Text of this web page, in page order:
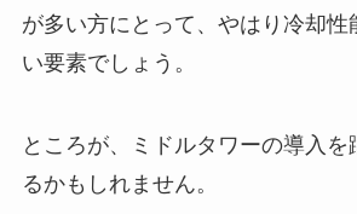
が多い方にとって、やはり冷却性
い要素でしょう。
ところが、ミドルタワーの導入を
るかもしれません。